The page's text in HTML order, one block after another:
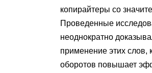
копирайтеры со
Проведенные
неоднократно
применение этих слов,
оборотов повышает